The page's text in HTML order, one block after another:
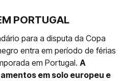
PORTUGAL
para a disputa da Copa
entra em período de férias
em Portugal. A
em solo europeu e